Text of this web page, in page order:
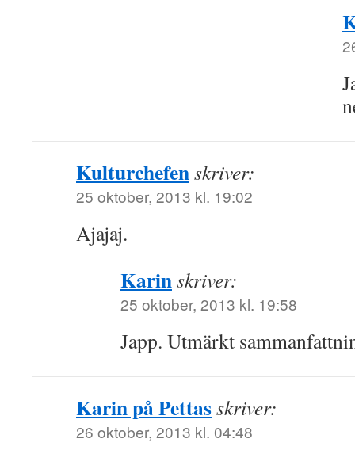
Kulturchefenskriver:
25 oktober, 2013 kl. 19:02
Ajajaj.
Karinskriver:
25 oktober, 2013 kl. 19:58
Japp. Utmärkt
Karin på Pettasskriver:
26 oktober, 2013 kl. 04:48